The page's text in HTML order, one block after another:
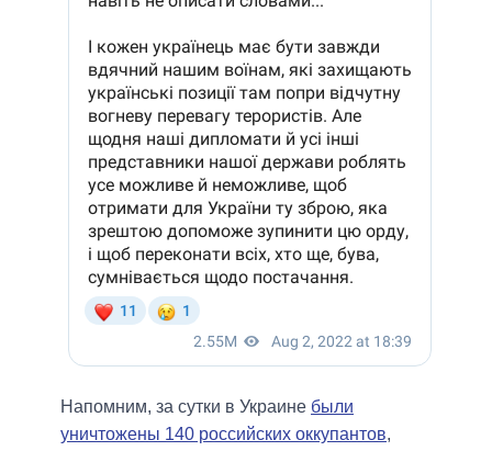
Напомним, за сутки в Украине были
уничтожены 140 российских оккупантов,